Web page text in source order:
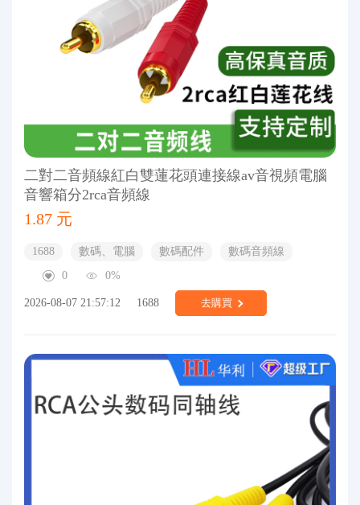
二對二音頻線紅白雙蓮花頭連接線av音視頻電腦
音響箱分2rca音頻線
1.87 元
1688 數碼、電腦 數碼配件
數碼音頻線
0
0%
2026-08-07 21:57:12 1688 去購買